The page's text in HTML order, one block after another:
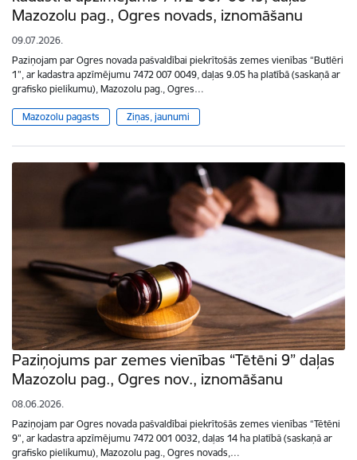
Mazozolu pag., Ogres novads, iznomāšanu
09.07.2026.
Paziņojam par Ogres novada pašvaldībai piekrītošās zemes vienības “Butlēri
1”, ar kadastra apzīmējumu 7472 007 0049, daļas 9.05 ha platībā (saskaņā ar
grafisko pielikumu), Mazozolu pag., Ogres…
Mazozolu pagasts Ziņas, jaunumi
Paziņojums par zemes vienības “Tētēni 9” daļas
Mazozolu pag., Ogres nov., iznomāšanu
08.06.2026.
Paziņojam par Ogres novada pašvaldībai piekrītošās zemes vienības “Tētēni
9”, ar kadastra apzīmējumu 7472 001 0032, daļas 14 ha platībā (saskaņā ar
grafisko pielikumu), Mazozolu pag., Ogres novads,…